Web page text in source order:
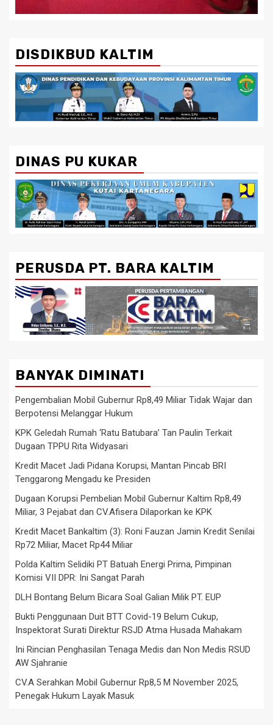
DISDIKBUD KALTIM
DINAS PU KUKAR
PERUSDA PT. BARA KALTIM
BANYAK DIMINATI
Pengembalian Mobil Gubernur Rp8,49 Miliar Tidak Wajar dan
Berpotensi Melanggar Hukum
KPK Geledah Rumah ‘Ratu Batubara’ Tan Paulin Terkait
Dugaan TPPU Rita Widyasari
Kredit Macet Jadi Pidana Korupsi, Mantan Pincab BRI
Tenggarong Mengadu ke Presiden
Dugaan Korupsi Pembelian Mobil Gubernur Kaltim Rp8,49
Miliar, 3 Pejabat dan CV.Afisera Dilaporkan ke KPK
Kredit Macet Bankaltim (3): Roni Fauzan Jamin Kredit Senilai
Rp72 Miliar, Macet Rp44 Miliar
Polda Kaltim Selidiki PT Batuah Energi Prima, Pimpinan
Komisi VII DPR: Ini Sangat Parah
DLH Bontang Belum Bicara Soal Galian Milik PT. EUP
Bukti Penggunaan Duit BTT Covid-19 Belum Cukup,
Inspektorat Surati Direktur RSJD Atma Husada Mahakam
Ini Rincian Penghasilan Tenaga Medis dan Non Medis RSUD
AW Sjahranie
CV.A Serahkan Mobil Gubernur Rp8,5 M November 2025,
Penegak Hukum Layak Masuk